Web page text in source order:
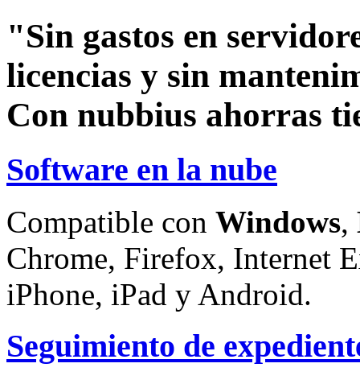
"Sin gastos en
licencias y sin
Con nubbius ahorras
Software en la nube
Compatible con Windows,
Chrome, Firefox, Internet
iPhone, iPad y Android.
Seguimiento de